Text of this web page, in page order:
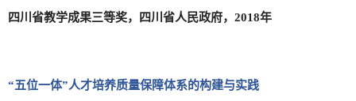
四川省教学成果三等奖，四川省人民政府，2018年
“五位一体”人才培养质量保障体系的构建与实践